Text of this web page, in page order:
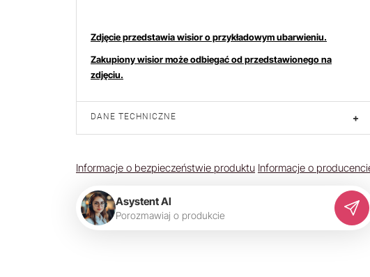
Zdjęcie przedstawia wisior o przykładowym ubarwieniu.
Zakupiony wisior może odbiegać od przedstawionego na
zdjęciu.
DANE TECHNICZNE +
Informacje o bezpieczeństwie produktu Informacje o
Asystent AI
Porozmawiaj o produkcie